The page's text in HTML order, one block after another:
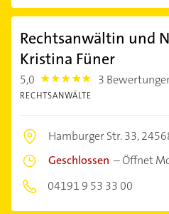
Rechtsanwältin und
Kristina Füner
5,0 5.0 3
RECHTSANWÄLTE
Hamburger Str. 33,
Geschlossen –Öffnet
04191 9 53 33 00